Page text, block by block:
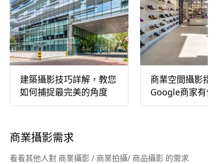
建築攝影技巧詳解，教您
如何捕捉最完美的角度
商業空間攝影指
Google商家有優
家照片
商業攝影需求
看看其他人對 商業攝影 / 商業拍攝/ 商品攝影 的需求